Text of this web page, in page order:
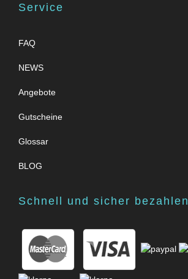
Service
FAQ
NEWS
Angebote
Gutscheine
Glossar
BLOG
Schnell und sicher bezahlen